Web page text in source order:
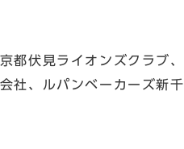
都伏見ライオンズクラブ、
社、ルパンベーカーズ新千